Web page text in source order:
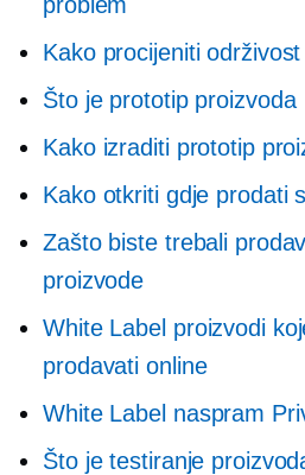
Kako procijeniti
Što je prototip proizvoda
Kako izraditi prototip
Kako otkriti gdje prodati
Zašto biste trebali
proizvode
White Label proizvodi
prodavati online
White Label naspram
Što je testiranje